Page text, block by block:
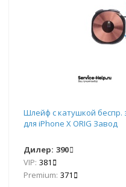
Шлейф с катушкой беспр.
для iPhone X ORIG Завод
Дилер: 390
VIP: 381
Premium: 371